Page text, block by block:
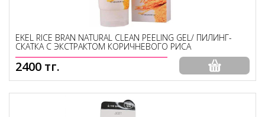
EKEL RICE BRAN NATURAL CLEAN PEELING GEL/ ПИЛИНГ-
СКАТКА С ЭКСТРАКТОМ КОРИЧНЕВОГО РИСА
2400 тг.